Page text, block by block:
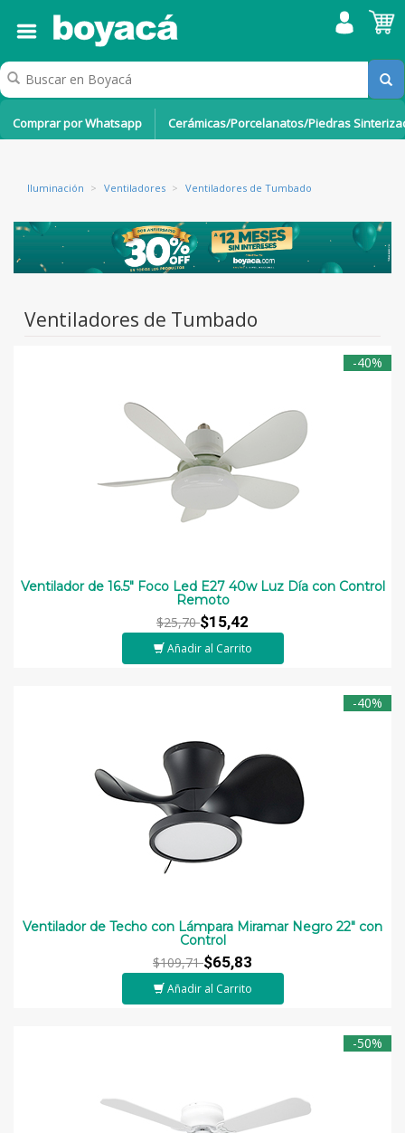
Comprar por Whatsapp Cerámicas/Porcelanatos/Piedras
Iluminación > Ventiladores > Ventiladores de Tumbado
Ventiladores de Tumbado
-40%
Ventilador de 16.5" Foco Led E27 40w Luz Día con Control
Remoto
$25,70$15,42
Añadir al Carrito
-40%
Ventilador de Techo con Lámpara Miramar Negro 22" con
Control
$109,71$65,83
Añadir al Carrito
-50%